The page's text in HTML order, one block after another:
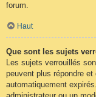
forum.
Haut
Que sont les sujets
Les sujets verrouillés
peuvent plus répondre
automatiquement